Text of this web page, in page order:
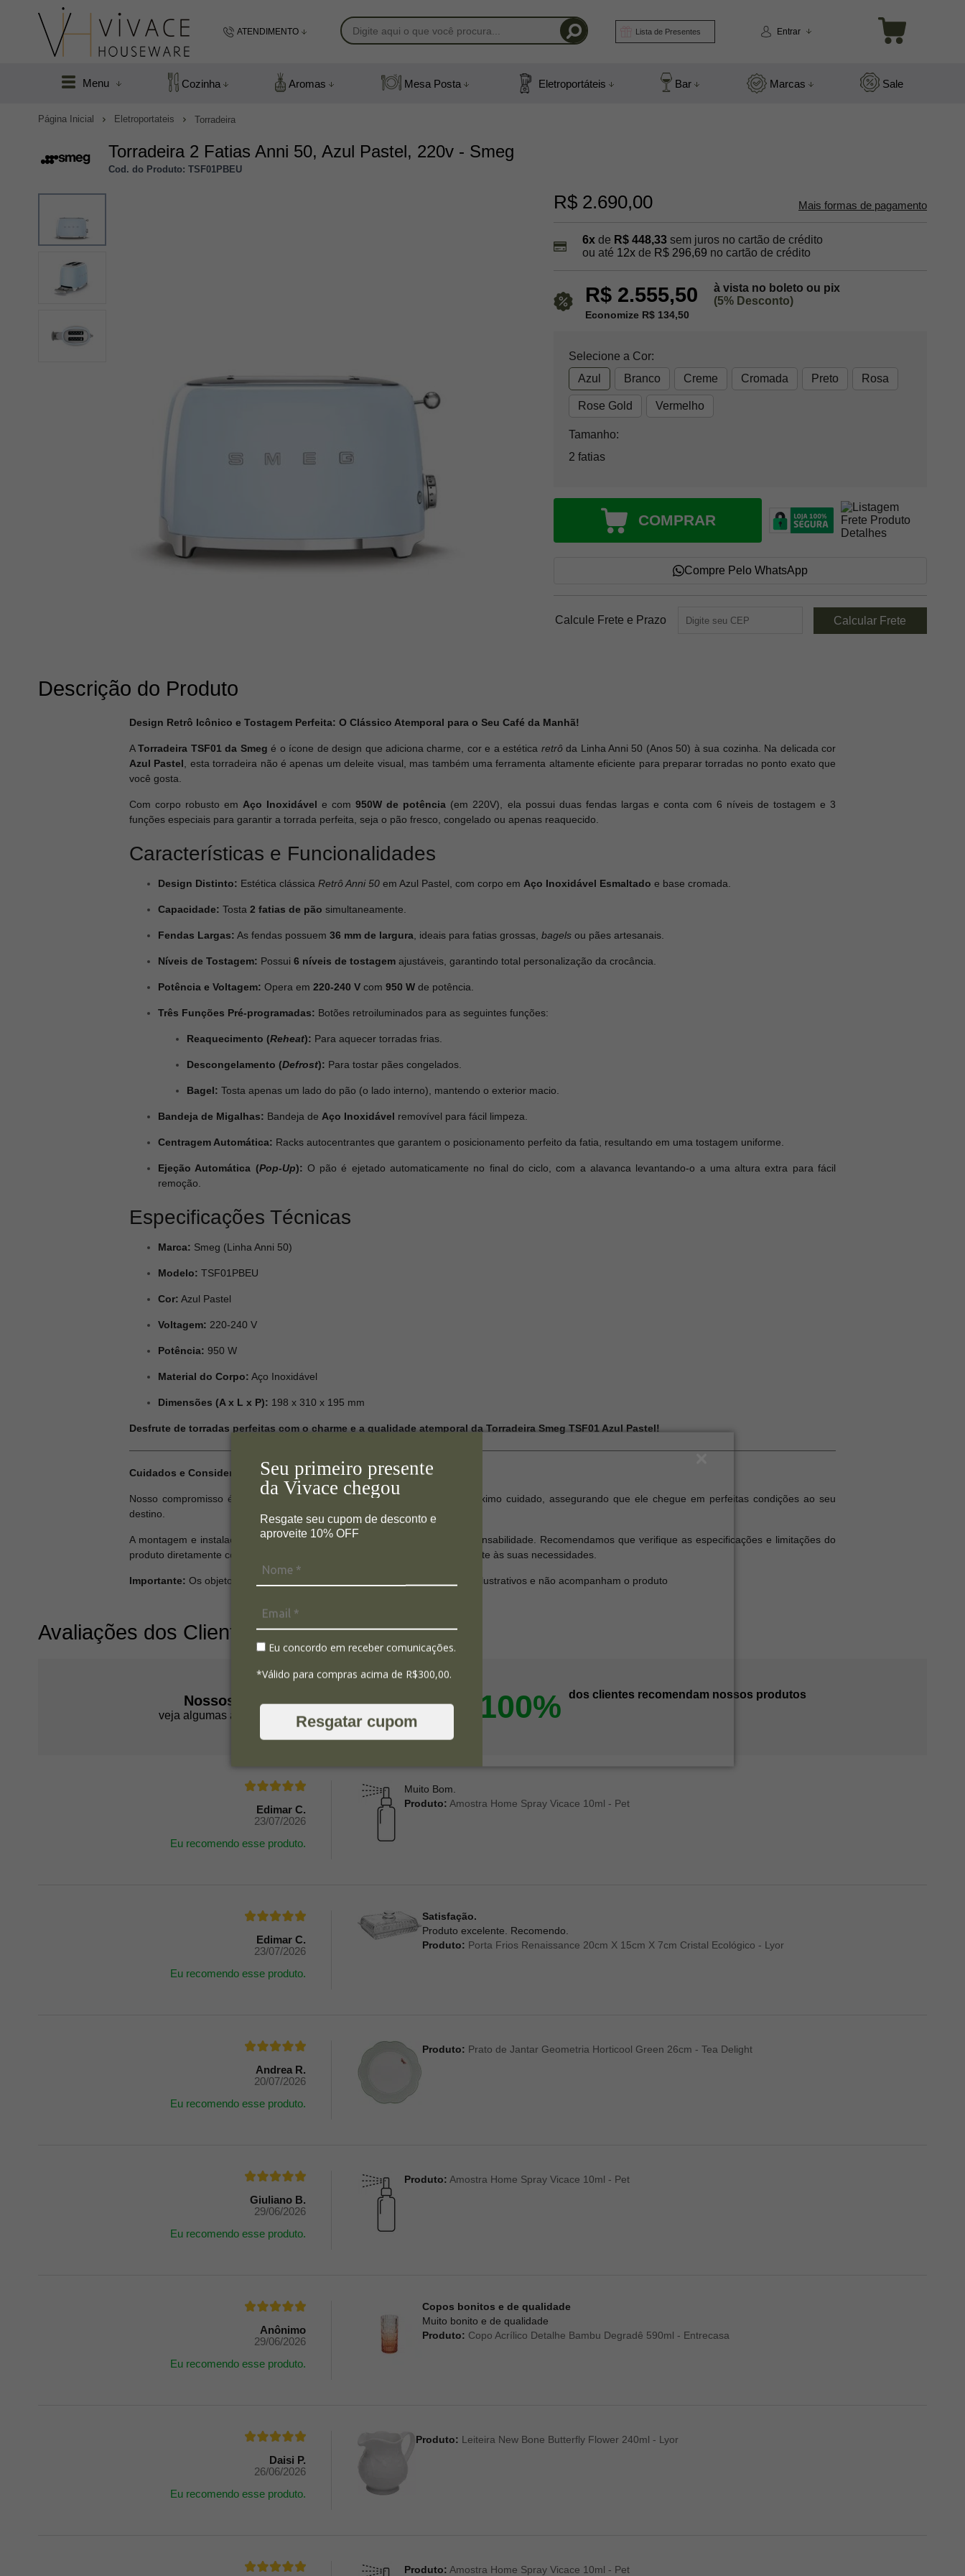
Seu primeiro presente
da Vivace chegou
Resgate seu cupom de desconto e
aproveite 10% OFF
Eu concordo em receber comunicações.
*Válido para compras acima de R$300,00.
Resgatar cupom
ATENDIMENTO
(48) 991831408
Lista de Presentes Entrar
Menu Cozinha Aromas Mesa Posta Eletroportáteis Bar Marcas Sale
Página Inicial Eletroportateis Torradeira
Torradeira 2 Fatias Anni 50, Azul Pastel, 220v - Smeg
Cod. do Produto: TSF01PBEU
R$ 2.690,00 Mais formas de pagamento
6x de R$ 448,33 sem juros no cartão de crédito
ou até 12x de R$ 296,69 no cartão de crédito
R$ 2.555,50
à vista no boleto ou pix
(5% Desconto)
Economize R$ 134,50
Selecione a Cor:
Azul
Branco Creme Cromada Preto Rosa
Rose Gold Vermelho
Tamanho:
2 fatias
COMPRAR
Compre Pelo WhatsApp
Calcule Frete e Prazo
Descrição do Produto
Design Retrô Icônico e Tostagem Perfeita: O Clássico Atemporal para o Seu Café da Manhã!
ATorradeira TSF01 da Smeg é o ícone de design que adiciona charme, cor e a estética retrôda Linha Anni 50 (Anos 50) à sua cozinha. Na delicada cor
Azul Pastel, esta torradeira não é apenas um deleite visual, mas também uma ferramenta altamente eficiente para preparar torradas no ponto exato que
você gosta.
Com corpo robusto emAço Inoxidável e com950W de potência (em 220V), ela possui duas fendas largas e conta com 6 níveis de tostagem e 3
funções especiais para garantir a torrada perfeita, seja o pão fresco, congelado ou apenas reaquecido.
Características e Funcionalidades
Design Distinto: Estética clássica Retrô Anni 50 em Azul Pastel, com corpo em Aço Inoxidável Esmaltado e base cromada.
Capacidade: Tosta 2 fatias de pão simultaneamente.
Fendas Largas: As fendas possuem 36 mm de largura, ideais para fatias grossas, bagels ou pães artesanais.
Níveis de Tostagem: Possui 6 níveis de tostagem ajustáveis, garantindo total personalização da crocância.
Potência e Voltagem: Opera em 220-240 V com 950 W de potência.
Três Funções Pré-programadas: Botões retroiluminados para as seguintes funções:
Reaquecimento (Reheat): Para aquecer torradas frias.
Descongelamento (Defrost): Para tostar pães congelados.
Bagel: Tosta apenas um lado do pão (o lado interno), mantendo o exterior macio.
Bandeja de Migalhas: Bandeja de Aço Inoxidável removível para fácil limpeza.
Centragem Automática: Racks autocentrantes que garantem o posicionamento perfeito da fatia, resultando em uma tostagem uniforme.
Ejeção Automática (Pop-Up): O pão é ejetado automaticamente no final do ciclo, com a alavanca levantando-o a uma altura extra para fácil
remoção.
Especificações Técnicas
Marca: Smeg (Linha Anni 50)
Modelo: TSF01PBEU
Cor: Azul Pastel
Voltagem: 220-240 V
Potência: 950 W
Material do Corpo: Aço Inoxidável
Dimensões (A x L x P): 198 x 310 x 195 mm
Desfrute de torradas perfeitas com o charme e a qualidade atemporal da Torradeira Smeg TSF01 Azul Pastel!
Cuidados e Considerações:
Nosso compromisso é garantir que seu produto seja embalado com o máximo cuidado, assegurando que ele chegue em perfeitas condições ao seu
destino.
A montagem e instalação dos produtos não estão incluídas em nossa responsabilidade. Recomendamos que verifique as especificações e limitações do
produto diretamente com o fabricante para garantir que ele atenda plenamente às suas necessidades.
Importante: Os objetos decorativos exibidos nas fotos são apenas para fins ilustrativos e não acompanham o produto
Avaliações dos Clientes
Nossos clientes falam por nós!
veja algumas avaliações de produtos da nossa loja. 100% dos clientes recomendam nossos produtos
Edimar C.
23/07/2026
Eu recomendo esse produto.
Muito Bom.
Produto: Amostra Home Spray Vicace 10ml - Pet
Edimar C.
23/07/2026
Eu recomendo esse produto.
Satisfação.
Produto excelente. Recomendo.
Produto: Porta Frios Renaissance 20cm X 15cm X 7cm Cristal Ecológico - Lyor
Andrea R.
20/07/2026
Eu recomendo esse produto.
Produto: Prato de Jantar Geometria Horticool Green 26cm - Tea Delight
Giuliano B.
29/06/2026
Eu recomendo esse produto.
Produto: Amostra Home Spray Vicace 10ml - Pet
Anônimo
29/06/2026
Eu recomendo esse produto.
Copos bonitos e de qualidade
Muito bonito e de qualidade
Produto: Copo Acrílico Detalhe Bambu Degradê 590ml - Entrecasa
Daisi P.
26/06/2026
Eu recomendo esse produto.
Produto: Leiteira New Bone Butterfly Flower 240ml - Lyor
Produto: Amostra Home Spray Vicace 10ml - Pet